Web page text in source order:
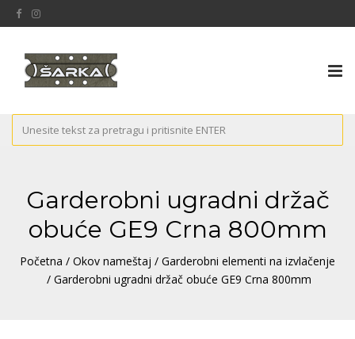
Garderobni ugradni držač
obuće GE9 Crna 800mm
Početna / Okov nameštaj / Garderobni elementi na izvlačenje
/ Garderobni ugradni držač obuće GE9 Crna 800mm